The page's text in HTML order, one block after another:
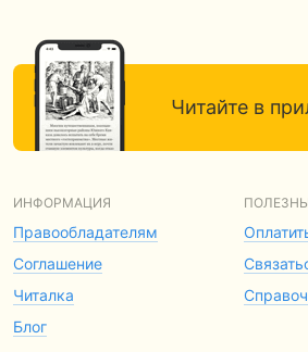
Читайте в
ИНФОРМАЦИЯ
Правообладателям
Соглашение
Читалка
Блог